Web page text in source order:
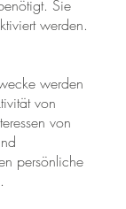
Sie
werden.
werden
von
von
persönliche